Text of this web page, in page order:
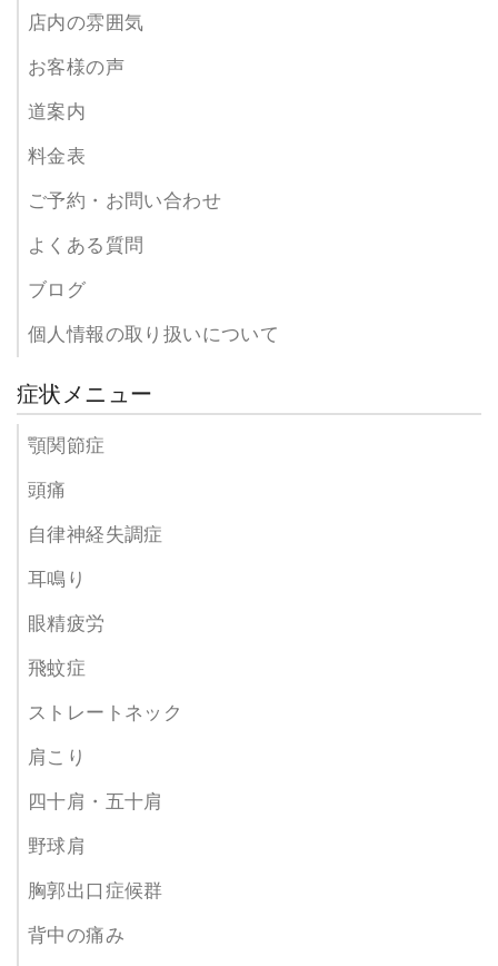
店内の雰囲気
お客様の声
道案内
料金表
ご予約・お問い合わせ
よくある質問
ブログ
個人情報の取り扱いについて
症状メニュー
顎関節症
頭痛
自律神経失調症
耳鳴り
眼精疲労
飛蚊症
ストレートネック
肩こり
四十肩・五十肩
野球肩
胸郭出口症候群
背中の痛み